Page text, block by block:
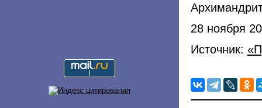
28 ноября
Источник: